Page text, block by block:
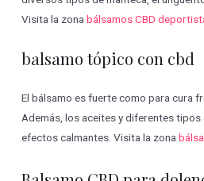
Visita la zonabálsamos CBD
balsamo tópico con cbd
El bálsamo es fuerte como para cura
Además, los aceites y diferentes
efectos calmantes. Visita la zona